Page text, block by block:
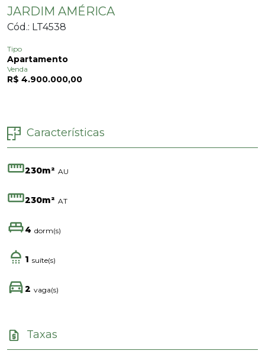
JARDIM AMÉRICA
Cód.: LT4538
Tipo
Apartamento
Venda
R$ 4.900.000,00
Características
230m² AU
230m² AT
4 dorm(s)
1 suíte(s)
2 vaga(s)
Taxas